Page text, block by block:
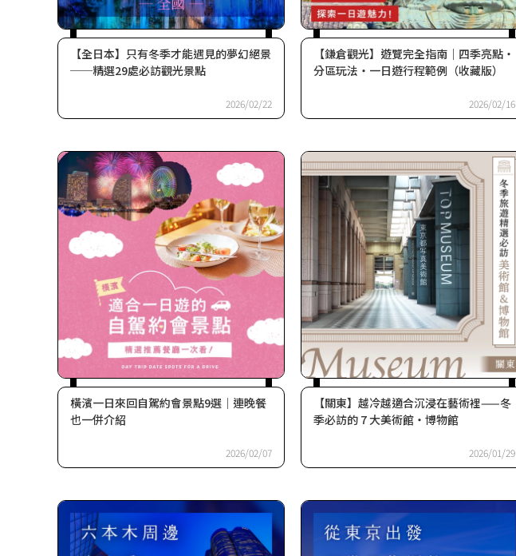
【全日本】只有冬季才能遇見的夢幻絕景
──精選29處必訪觀光景點
2026/02/22
【鎌倉觀光】遊覽完全指南｜四季亮點・
分區玩法・一日遊行程範例（收藏版）
2026/02/16
橫濱一日來回自駕約會景點9選｜連晚餐
也一併介紹
2026/02/07
【關東】越冷越適合沉浸在藝術裡——冬
季必訪的 7 大美術館・博物館
2026/01/29